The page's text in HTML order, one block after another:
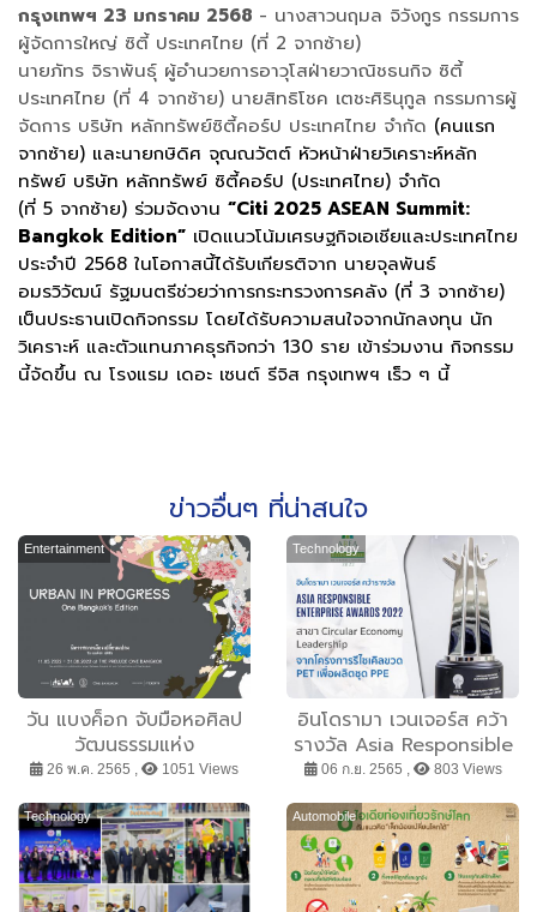
กรุงเทพฯ 23 มกราคม 2568 - นางสาวนฤมล จิวังกูร กรรมการ
ผู้จัดการใหญ่ ซิตี้ ประเทศไทย (ที่ 2 จากซ้าย)
นายภัทร จิราพันธุ์ ผู้อำนวยการอาวุโสฝ่ายวาณิชธนกิจ ซิตี้
ประเทศไทย (ที่ 4 จากซ้าย) นายสิทธิโชค เตชะศิรินุกูล กรรมการผู้
จัดการ บริษัท หลักทรัพย์ซิตี้คอร์ป ประเทศไทย จำกัด (คนแรก
จากซ้าย) และนายกษิดิศ จุณณวัตต์ หัวหน้าฝ่ายวิเคราะห์หลัก
ทรัพย์ บริษัท หลักทรัพย์ ซิตี้คอร์ป (ประเทศไทย) จำกัด
(ที่ 5 จากซ้าย) ร่วมจัดงาน “Citi 2025 ASEAN Summit:
Bangkok Edition” เปิดแนวโน้มเศรษฐกิจเอเชียและประเทศไทย
ประจำปี 2568 ในโอกาสนี้ได้รับเกียรติจาก นายจุลพันธ์
อมรวิวัฒน์ รัฐมนตรีช่วยว่าการกระทรวงการคลัง (ที่ 3 จากซ้าย)
เป็นประธานเปิดกิจกรรม โดยได้รับความสนใจจากนักลงทุน นัก
วิเคราะห์ และตัวแทนภาคธุรกิจกว่า 130 ราย เข้าร่วมงาน กิจกรรม
นี้จัดขึ้น ณ โรงแรม เดอะ เซนต์ รีจิส กรุงเทพฯ เร็ว ๆ นี้
ข่าวอื่นๆ ที่น่าสนใจ
Entertainment
วัน แบงค็อก จับมือหอศิลป
วัฒนธรรมแห่ง
กรุงเทพมหานคร จัด
“เมืองเปลี่ยนแปลง : วัน
แบงค็อก เอดิชัน” สร้างแรง
ขับเคลื่อนสู่กรุงเทพฯ ที่
ยั่งยืนในอนาคต
26 พ.ค. 2565 , 1051 Views
Technology
อินโดรามา เวนเจอร์ส คว้า
รางวัล Asia Responsible
Enterprise Awards 2022
06 ก.ย. 2565 , 803 Views
Technology Automobile